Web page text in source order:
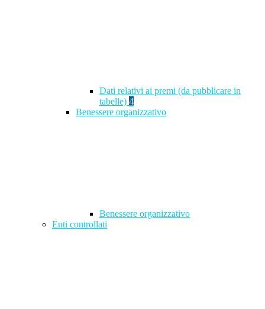
Dati relativi ai premi (da pubblicare in
tabelle) 4
Benessere organizzativo
Benessere organizzativo
Enti controllati